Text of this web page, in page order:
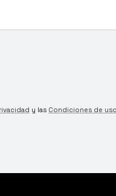
y las Condiciones de uso